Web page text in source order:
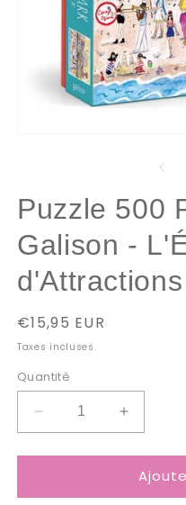
une
fenêtre
modale
Puzzle 500
Galison -
d'Attractions
Prix
habituel
€15,95 EUR
Taxes incluses.
Quantité
Réduire
la
quantité
Puzzle
la
quantité
de
Puzzle